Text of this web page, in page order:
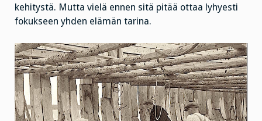
kehitystä. Mutta vielä ennen sitä pitää ottaa lyhyesti
fokukseen yhden elämän tarina.